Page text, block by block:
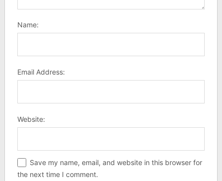
Name:
Email Address:
Website:
Save my name, email, and website in this browser for
the next time I comment.